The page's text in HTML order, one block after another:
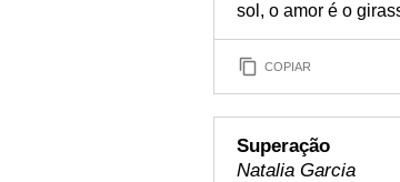
sol, o amor é o
COPIAR
Superação
Natalia Garcia